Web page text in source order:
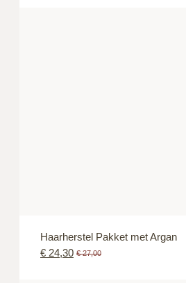
Haarherstel Pakket met Argan
€27,00
€ 24,30